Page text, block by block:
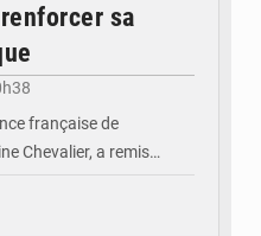
sa
française de
Chevalier, a remis…